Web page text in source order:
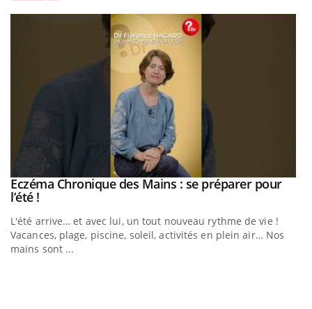
Youtube
Eczéma Chronique des Mains : se préparer pour
l’été !Youtube
L'été arrive… et avec lui, un tout nouveau rythme de vie !
Vacances, plage, piscine, soleil, activités en plein air… Nos
mains sont ...
Youtube
Diabète & Ramadan 2026Youtube
atteintes de diabète, c'est une période de questions, de
défis, mais ...